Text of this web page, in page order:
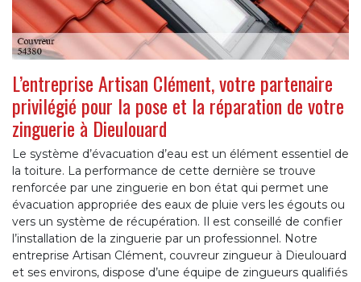
L’entreprise Artisan Clément, votre partenaire
privilégié pour la pose et la réparation de votre
zinguerie à Dieulouard
Le système d’évacuation d’eau est un élément essentiel de
la toiture. La performance de cette dernière se trouve
renforcée par une zinguerie en bon état qui permet une
évacuation appropriée des eaux de pluie vers les égouts ou
vers un système de récupération. Il est conseillé de confier
l’installation de la zinguerie par un professionnel. Notre
entreprise Artisan Clément, couvreur zingueur à Dieulouard
et ses environs, dispose d’une équipe de zingueurs qualifiés